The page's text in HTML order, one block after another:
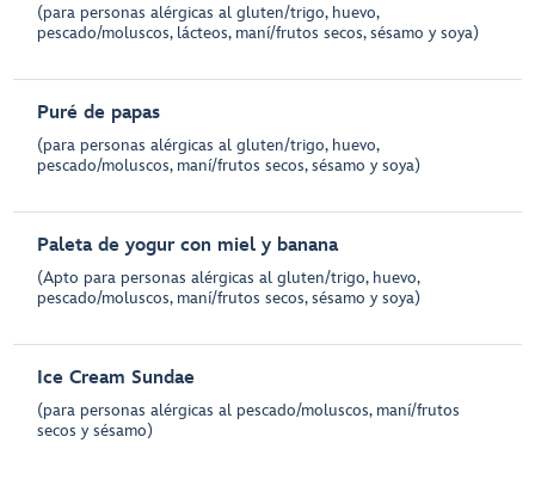
(para personas alérgicas al gluten/trigo, huevo,
pescado/moluscos, lácteos, maní/frutos secos, sésamo y soya)
Puré de papas
(para personas alérgicas al gluten/trigo, huevo,
pescado/moluscos, maní/frutos secos, sésamo y soya)
Paleta de yogur con miel y banana
(Apto para personas alérgicas al gluten/trigo, huevo,
pescado/moluscos, maní/frutos secos, sésamo y soya)
Ice Cream Sundae
(para personas alérgicas al pescado/moluscos, maní/frutos
secos y sésamo)